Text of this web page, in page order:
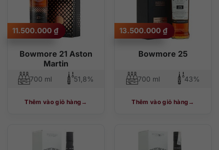
Bowmore 21 Aston
Martin
11.500.000 ₫
700 ml 51,8%
Thêm vào giỏ hàng
Bowmore 25
13.500.000 ₫
700 ml 43%
Thêm vào giỏ hàng